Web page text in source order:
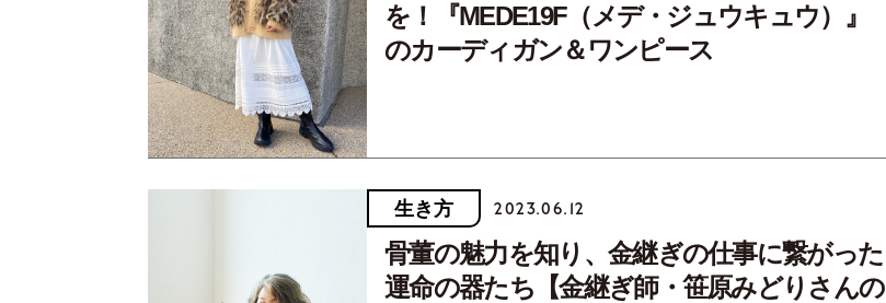
を！『MEDE19F（メデ・ジュウキュウ）』
のカーディガン＆ワンピース
生き方 2023.06.12
骨董の魅力を知り、金継ぎの仕事に繋がった
運命の器たち【金継ぎ師・笹原みどりさんの